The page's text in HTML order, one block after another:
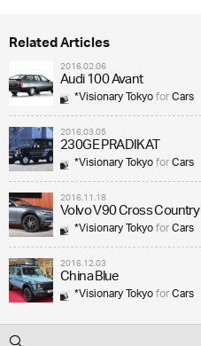
Related Articles
2016.02.06
Audi 100 Avant
*Visionary TokyoforCars
2016.03.05
230GE PRADIKAT
*Visionary TokyoforCars
2016.11.18
Volvo V90 Cross Country
*Visionary TokyoforCars
2016.12.03
China Blue
*Visionary TokyoforCars